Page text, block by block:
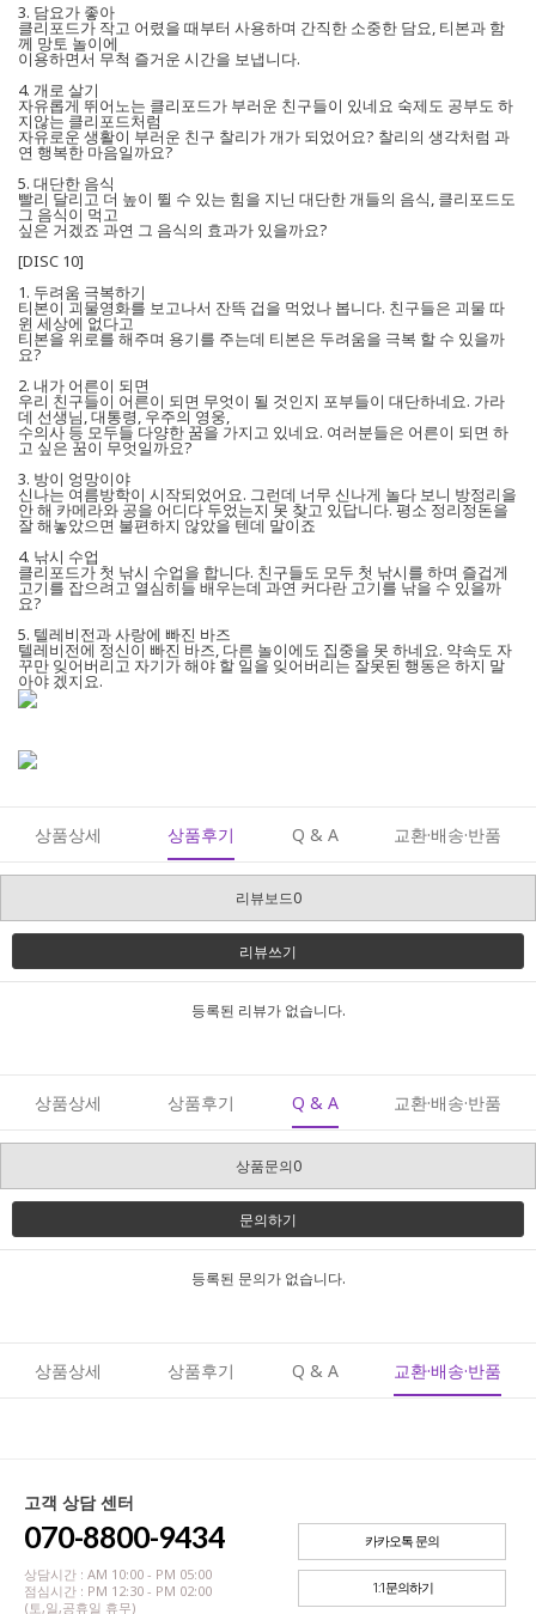
3. 담요가 좋아
클리포드가 작고 어렸을 때부터 사용하며 간직한 소중한 담요, 티본과 함
께 망토 놀이에
이용하면서 무척 즐거운 시간을 보냅니다.
4. 개로 살기
자유롭게 뛰어노는 클리포드가 부러운 친구들이 있네요 숙제도 공부도 하
지않는 클리포드처럼
자유로운 생활이 부러운 친구 찰리가 개가 되었어요? 찰리의 생각처럼 과
연 행복한 마음일까요?
5. 대단한 음식
빨리 달리고 더 높이 뛸 수 있는 힘을 지닌 대단한 개들의 음식, 클리포드도
그 음식이 먹고
싶은 거겠죠 과연 그 음식의 효과가 있을까요?
[DISC 10]
1. 두려움 극복하기
티본이 괴물영화를 보고나서 잔뜩 겁을 먹었나 봅니다. 친구들은 괴물 따
윈 세상에 없다고
티본을 위로를 해주며 용기를 주는데 티본은 두려움을 극복 할 수 있을까
요?
2. 내가 어른이 되면
우리 친구들이 어른이 되면 무엇이 될 것인지 포부들이 대단하네요. 가라
데 선생님, 대통령, 우주의 영웅,
수의사 등 모두들 다양한 꿈을 가지고 있네요. 여러분들은 어른이 되면 하
고 싶은 꿈이 무엇일까요?
3. 방이 엉망이야
신나는 여름방학이 시작되었어요. 그런데 너무 신나게 놀다 보니 방정리을
안 해 카메라와 공을 어디다 두었는지 못 찾고 있답니다. 평소 정리정돈을
잘 해놓았으면 불편하지 않았을 텐데 말이죠
4. 낚시 수업
클리포드가 첫 낚시 수업을 합니다. 친구들도 모두 첫 낚시를 하며 즐겁게
고기를 잡으려고 열심히들 배우는데 과연 커다란 고기를 낚을 수 있을까
요?
5. 텔레비전과 사랑에 빠진 바즈
텔레비전에 정신이 빠진 바즈, 다른 놀이에도 집중을 못 하네요. 약속도 자
꾸만 잊어버리고 자기가 해야 할 일을 잊어버리는 잘못된 행동은 하지 말
아야 겠지요.
상품상세 상품후기 Q & A 교환·배송·반품
리뷰보드0
리뷰쓰기
등록된 리뷰가 없습니다.
상품상세 상품후기 Q & A 교환·배송·반품
상품문의0
문의하기
등록된 문의가 없습니다.
상품상세 상품후기 Q & A 교환·배송·반품
고객 상담 센터
070-8800-9434
상담시간 : AM 10:00 - PM 05:00
점심시간 : PM 12:30 - PM 02:00
(토,일,공휴일 휴무)
카카오톡 문의
1:1문의하기